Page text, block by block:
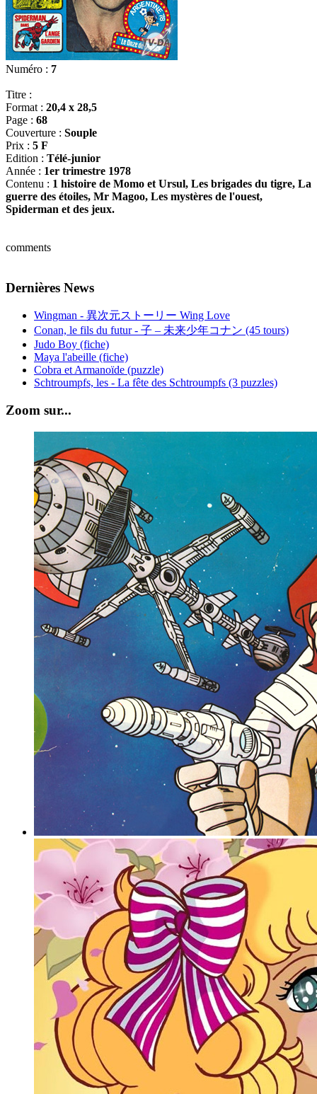
Numéro : 7
Titre :
Format : 20,4 x 28,5
Page : 68
Couverture : Souple
Prix : 5 F
Edition : Télé-junior
Année : 1er trimestre 1978
Contenu : 1 histoire de Momo et Ursul, Les brigades du tigre, La
guerre des étoiles, Mr Magoo, Les mystères de l'ouest,
Spiderman et des jeux.
comments
Dernières News
Wingman - 異次元ストーリー Wing Love
Conan, le fils du futur - 子 – 未来少年コナン (45 tours)
Judo Boy (fiche)
Maya l'abeille (fiche)
Cobra et Armanoïde (puzzle)
Schtroumpfs, les - La fête des Schtroumpfs (3 puzzles)
Zoom sur...